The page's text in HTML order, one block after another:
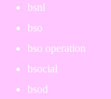
bsnl
bso
bso operation
bsocial
bsod